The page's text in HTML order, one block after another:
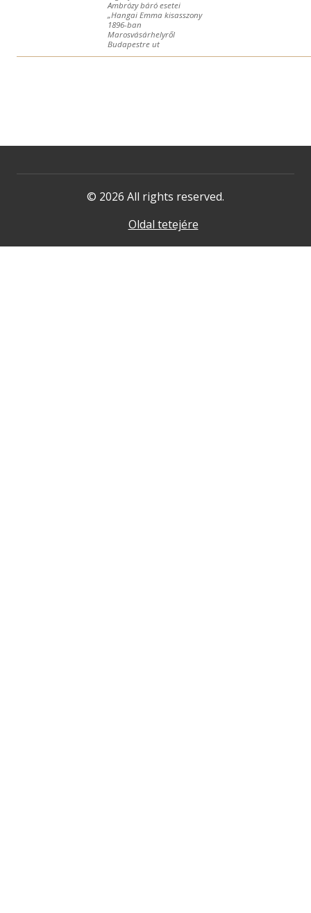
Ambrózy báró esetei
„Hangai Emma kisasszony
1896-ban
Marosvásárhelyről
Budapestre ut
© 2026 All rights reserved.
Oldal tetejére